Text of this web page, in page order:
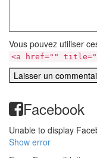
Vous pouvez utiliser
<a href=""
Facebook
Unable to display
Show error